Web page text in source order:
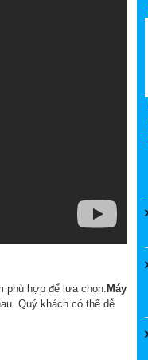
phù hợp để lưa chọn. Máy
Quý khách có thể dễ